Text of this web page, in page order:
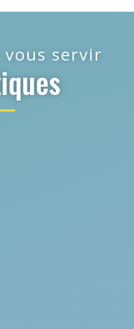
vous servir